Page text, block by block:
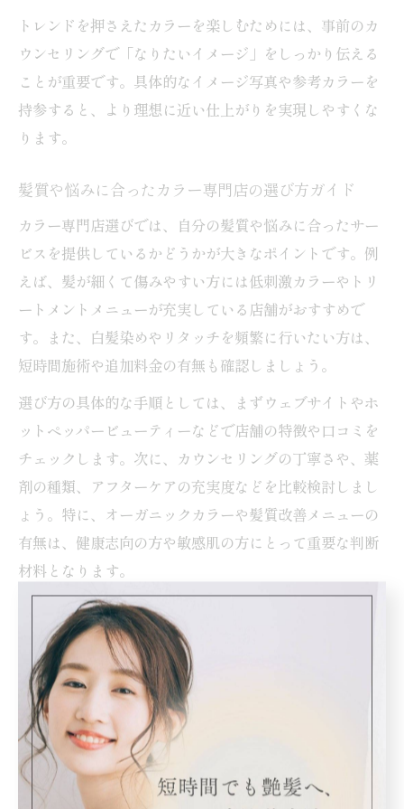
トレンドを押さえたカラーを楽しむためには、事前のカ
ウンセリングで「なりたいイメージ」をしっかり伝える
ことが重要です。具体的なイメージ写真や参考カラーを
持参すると、より理想に近い仕上がりを実現しやすくな
ります。
髪質や悩みに合ったカラー専門店の選び方ガイド
カラー専門店選びでは、自分の髪質や悩みに合ったサー
ビスを提供しているかどうかが大きなポイントです。例
えば、髪が細くて傷みやすい方には低刺激カラーやトリ
ートメントメニューが充実している店舗がおすすめで
す。また、白髪染めやリタッチを頻繁に行いたい方は、
短時間施術や追加料金の有無も確認しましょう。
選び方の具体的な手順としては、まずウェブサイトやホ
ットペッパービューティーなどで店舗の特徴や口コミを
チェックします。次に、カウンセリングの丁寧さや、薬
剤の種類、アフターケアの充実度などを比較検討しまし
ょう。特に、オーガニックカラーや髪質改善メニューの
有無は、健康志向の方や敏感肌の方にとって重要な判断
材料となります。
最後に、初回限定クーポンや相談時の対応など、実際の
利用者の声も参考にすると安心です。自分の髪の悩みを
しっかり相談できる環境かどうか、事前に電話やネット
で問い合わせてみるのも有効です。
カラー専門店ならではの相談しやすい雰囲気とは
カラー専門店の魅力のひとつは、カラーに特化した専門